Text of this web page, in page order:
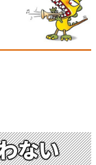
ない